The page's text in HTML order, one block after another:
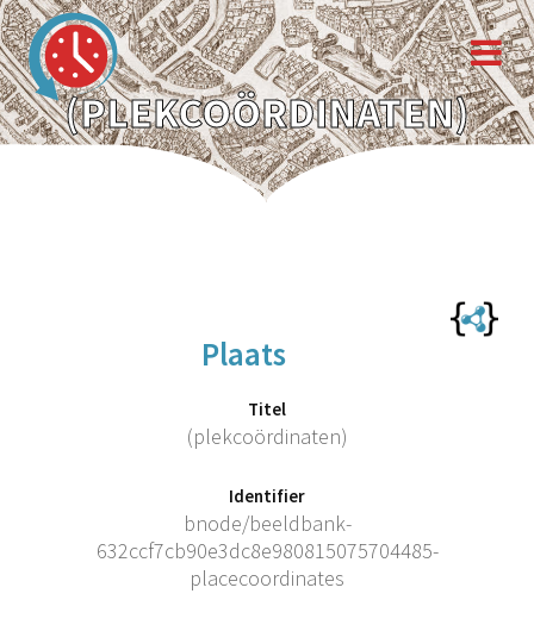
(PLEKCOÖRDINATEN)
Plaats
Titel
(plekcoördinaten)
Identifier
bnode/beeldbank-
632ccf7cb90e3dc8e980815075704485-
placecoordinates